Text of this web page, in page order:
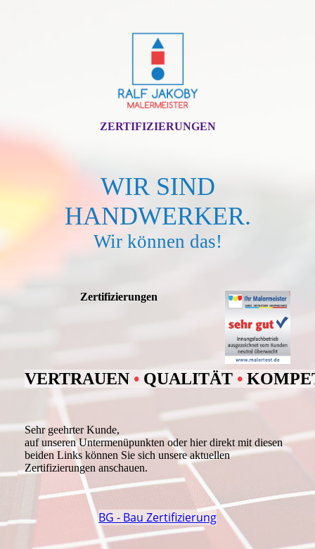
ZERTIFIZIERUNGEN
WIR SIND
HANDWERKER.
Wir können das!
Zertifizierungen
VERTRAUEN • QUALITÄT •
Sehr geehrter Kunde,
auf unseren Untermenüpunkten oder hier direkt mit diesen
beiden Links können Sie sich unsere aktuellen
Zertifizierungen anschauen.
BG - Bau Zertifizierung